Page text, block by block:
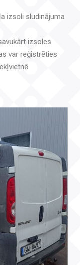
izsoli sludinājuma
izsoles
var reģistrēties